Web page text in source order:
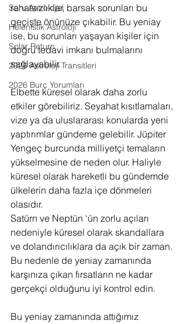
Soru Astrolojisi
Helenistik Astroloji
Solar Return
2026 Astroloji Transitleri
2026 Burç Yorumları
rahatsızlıklar, barsak sorunları bu
geçişte önünüze çıkabilir. Bu yeniay
ise, bu sorunları yaşayan kişiler için
doğru tedavi imkanı bulmalarını
sağlayabilir.
Elbette küresel olarak daha zorlu
etkiler görebiliriz. Seyahat kısıtlamaları,
vize ya da uluslararası konularda yeni
yaptırımlar gündeme gelebilir. Jüpiter
Yengeç burcunda milliyetçi temaların
yükselmesine de neden olur. Haliyle
küresel olarak hareketli bu gündemde
ülkelerin daha fazla içe dönmeleri
olasıdır.
Satürn ve Neptün ‘ün zorlu açıları
nedeniyle küresel olarak skandallara
ve dolandırıcılıklara da açık bir zaman.
Bu nedenle de yeniay zamanında
karşınıza çıkan fırsatların ne kadar
gerçekçi olduğunu iyi kontrol edin.
Bu yeniay zamanında attığımız